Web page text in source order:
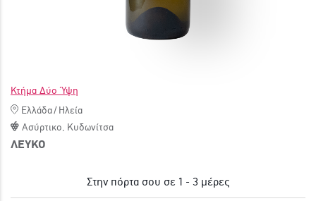
Κτήμα Δύο Ύψη
Ελλάδα/Ηλεία
Ασύρτικο Κυδωνίτσα
ΛΕΥΚΟ
Στην πόρτα σου σε 1 - 3 μέρες